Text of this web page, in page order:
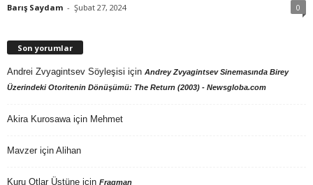
Barış Saydam - Şubat 27, 2024 0
Son yorumlar
Andrei Zvyagintsev Söyleşisi için Andrey Zvyagintsev Sinemasında Birey
Üzerindeki Otoritenin Dönüşümü: The Return (2003) - Newsgloba.com
Akira Kurosawa için Mehmet
Mavzer için Alihan
Kuru Otlar Üstüne için Fragman